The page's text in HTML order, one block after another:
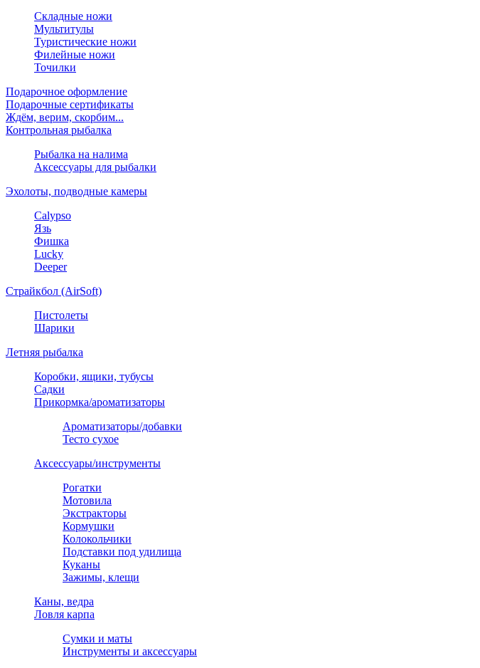
Складные ножи
Мультитулы
Туристические ножи
Филейные ножи
Точилки
Подарочное оформление
Подарочные сертификаты
Ждём, верим, скорбим...
Контрольная рыбалка
Рыбалка на налима
Аксессуары для рыбалки
Эхолоты, подводные камеры
Calypso
Язь
Фишка
Lucky
Deeper
Страйкбол (AirSoft)
Пистолеты
Шарики
Летняя рыбалка
Коробки, ящики, тубусы
Садки
Прикормка/ароматизаторы
Ароматизаторы/добавки
Тесто сухое
Аксессуары/инструменты
Рогатки
Мотовила
Экстракторы
Кормушки
Колокольчики
Подставки под удилища
Куканы
Зажимы, клещи
Каны, ведра
Ловля карпа
Сумки и маты
Инструменты и аксессуары